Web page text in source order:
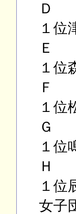
Ｄ
１位
Ｅ
１位
Ｆ
１位
Ｇ
１位
Ｈ
１位
女子